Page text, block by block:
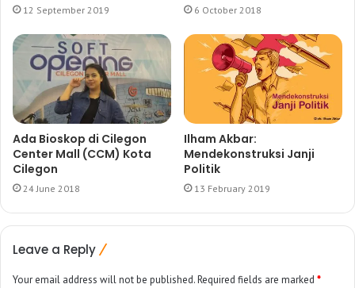
12 September 2019 6 October 2018
Ada Bioskop di Cilegon
Center Mall (CCM) Kota
Cilegon
24 June 2018
Ilham Akbar:
Mendekonstruksi Janji
Politik
13 February 2019
Leave a Reply
Your email address will not be published.Required fields are marked *